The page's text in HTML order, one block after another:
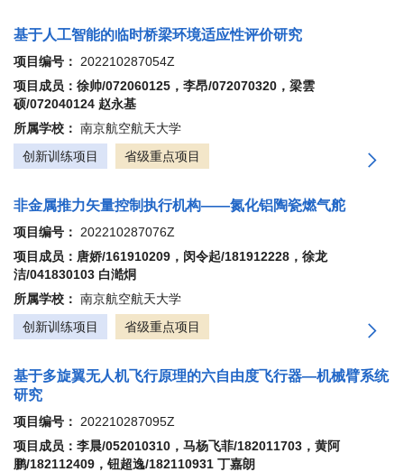
基于人工智能的临时桥梁环境适应性评价研究
项目编号：
202210287054Z
项目成员：徐帅/072060125，李昂/072070320，梁雲
硕/072040124 赵永基
所属学校： 南京航空航天大学
创新训练项目
省级重点项目
非金属推力矢量控制执行机构——氮化铝陶瓷燃气舵
项目编号：
202210287076Z
项目成员：唐娇/161910209，闵令起/181912228，徐龙
洁/041830103 白澔烔
所属学校： 南京航空航天大学
创新训练项目
省级重点项目
基于多旋翼无人机飞行原理的六自由度飞行器—机械臂系统
研究
项目编号：
202210287095Z
项目成员：李晨/052010310，马杨飞菲/182011703，黄阿
鹏/182112409，钮超逸/182110931 丁嘉朗